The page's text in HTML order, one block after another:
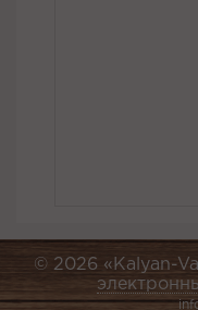
© 2026 «Kalyan-